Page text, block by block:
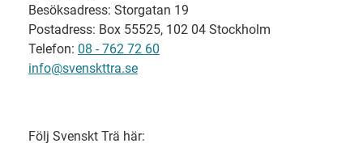
Besöksadress: Storgatan 19
Postadress: Box 55525, 102 04 Stockholm
Telefon: 08 - 762 72 60
info@svenskttra.se
Följ Svenskt Trä här: